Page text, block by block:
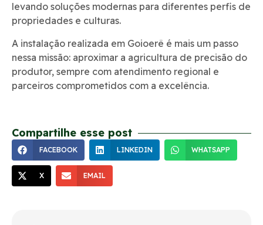
levando soluções modernas para diferentes perfis de
propriedades e culturas.
A instalação realizada em Goioerê é mais um passo
nessa missão: aproximar a agricultura de precisão do
produtor, sempre com atendimento regional e
parceiros comprometidos com a excelência.
Compartilhe esse post
FACEBOOK LINKEDIN WHATSAPP
X EMAIL